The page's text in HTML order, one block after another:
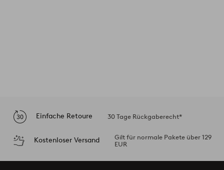
Einfache Retoure 30 Tage Rückgaberecht*
Kostenloser Versand
Gilt für normale Pakete über 129
EUR